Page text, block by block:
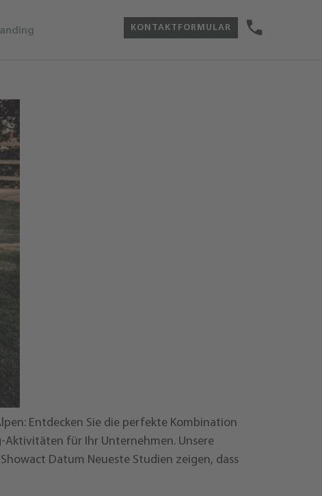
KONTAKTFORMULAR
Entdecken Sie die perfekte Kombination
Aktivitäten für Ihr Unternehmen. Unsere
Datum Neueste Studien zeigen, dass